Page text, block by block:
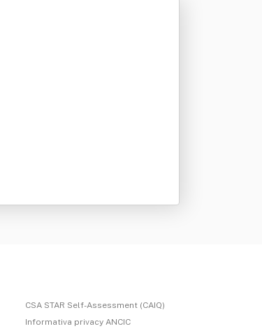
CSA STAR Self-Assessment (CAIQ)
Informativa privacy ANCIC